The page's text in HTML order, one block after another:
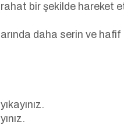
bir şekilde hareket
daha serin ve